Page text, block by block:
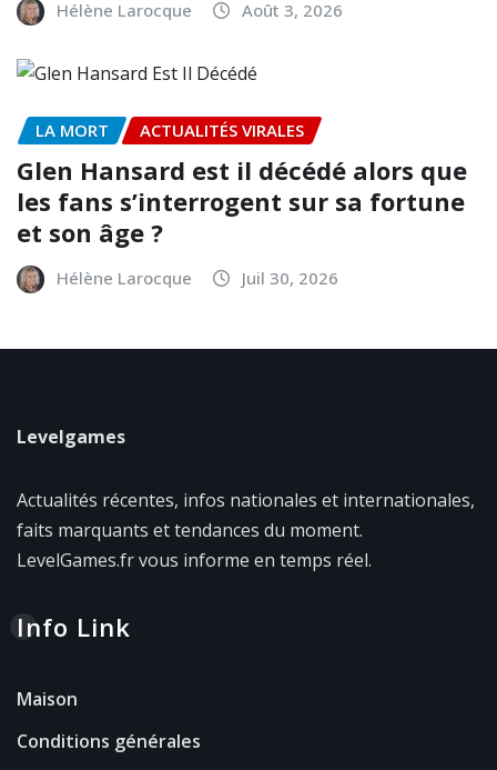
Hélène Larocque Août 3, 2026
LA MORT ACTUALITÉS VIRALES
Glen Hansard est il décédé alors que
les fans s’interrogent sur sa fortune
et son âge ?
Hélène Larocque Juil 30, 2026
Levelgames
Actualités récentes, infos nationales et internationales,
faits marquants et tendances du moment.
LevelGames.fr vous informe en temps réel.
Info Link
Maison
Conditions générales